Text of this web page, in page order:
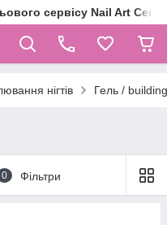
сервісу Nail Art
нігтів Гель /
0 Фільтри